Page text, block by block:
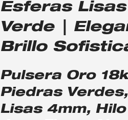
Esferas
Verde |
Brillo
Pulsera Oro
Piedras
Lisas 4mm,